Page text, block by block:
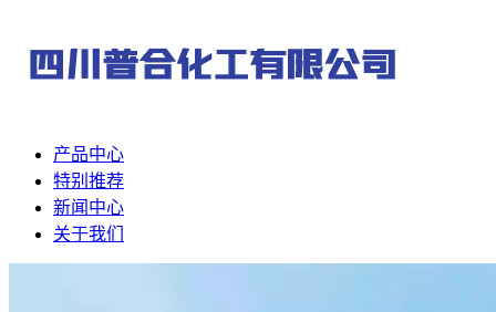
产品中心
特别推荐
新闻中心
关于我们